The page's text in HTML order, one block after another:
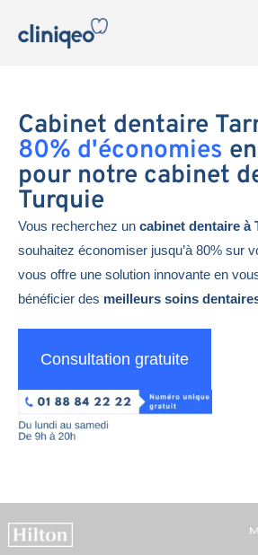
Cabinet dentaire
80% d'économies
pour notre cabinet
Turquie
Vous recherchez un cabinet dentaire à
souhaitez économiser jusqu’à 80% sur
vous offre une solution innovante en
bénéficier des meilleurs soins
Consultation gratuite